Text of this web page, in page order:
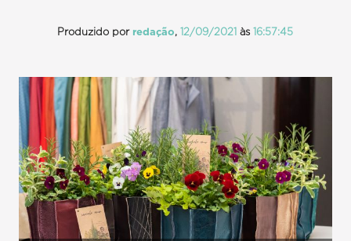
Produzido por redação,12/09/2021 às16:57:45